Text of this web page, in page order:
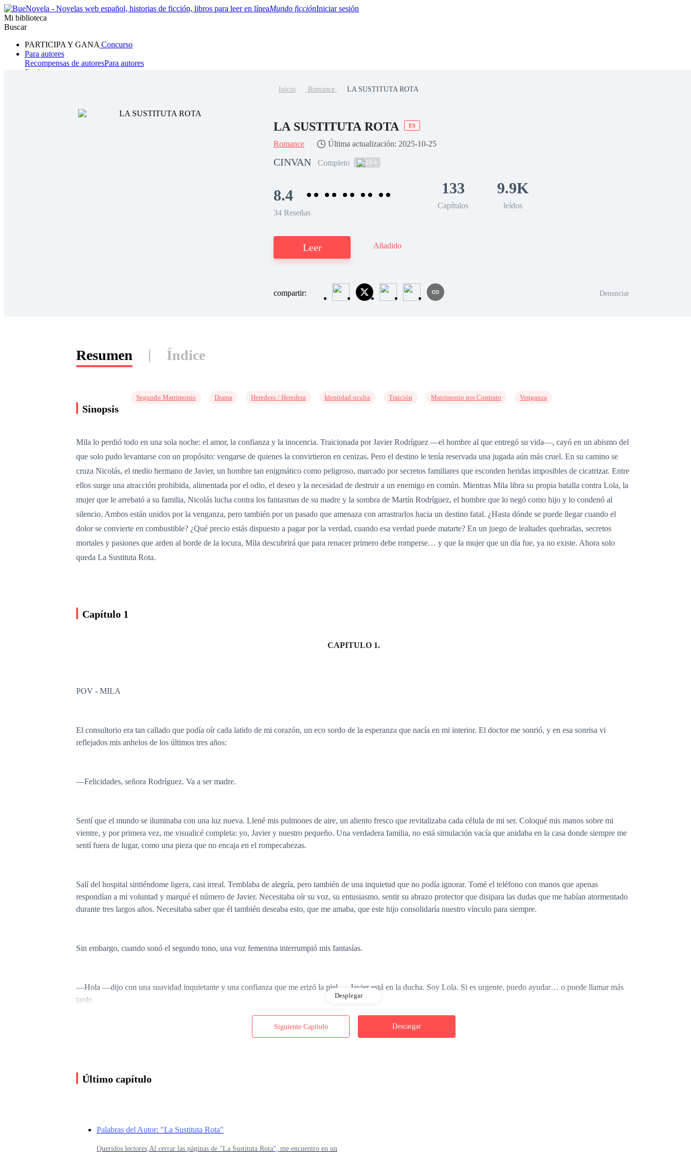
Mundo ficciónIniciar sesión
Mi biblioteca
Buscar
PARTICIPA Y GANA Concurso
Para autores
Recompensas de autoresPara autores
Ranking
Hombre loboMafiaSistemaFantasíaUrbano
Inicio Romance LA SUSTITUTA ROTA
LA SUSTITUTA ROTA ES
Romance Última actualización: 2025-10-25
CINVAN Completo 18
8.4
34 Reseñas
133
Capítulos
9.9K
leídos
Leer Añadido
compartir: Denunciar
Resumen Índice
Sinopsis
Segundo Matrimonio Drama Heredero / Heredera Identidad oculta Traición Matrimonio por Contrato Venganza
Mila lo perdió todo en una sola noche: el amor, la confianza y la inocencia. Traicionada por Javier Rodríguez —el hombre al que entregó su vida—, cayó en un abismo del
que solo pudo levantarse con un propósito: vengarse de quienes la convirtieron en cenizas. Pero el destino le tenía reservada una jugada aún más cruel. En su camino se
cruza Nicolás, el medio hermano de Javier, un hombre tan enigmático como peligroso, marcado por secretos familiares que esconden heridas imposibles de cicatrizar. Entre
ellos surge una atracción prohibida, alimentada por el odio, el deseo y la necesidad de destruir a un enemigo en común. Mientras Mila libra su propia batalla contra Lola, la
mujer que le arrebató a su familia, Nicolás lucha contra los fantasmas de su madre y la sombra de Martín Rodríguez, el hombre que lo negó como hijo y lo condenó al
silencio. Ambos están unidos por la venganza, pero también por un pasado que amenaza con arrastrarlos hacia un destino fatal. ¿Hasta dónde se puede llegar cuando el
dolor se convierte en combustible? ¿Qué precio estás dispuesto a pagar por la verdad, cuando esa verdad puede matarte? En un juego de lealtades quebradas, secretos
mortales y pasiones que arden al borde de la locura, Mila descubrirá que para renacer primero debe romperse… y que la mujer que un día fue, ya no existe. Ahora solo
queda La Sustituta Rota.
Capítulo 1
CAPITULO 1.
POV - MILA
El consultorio era tan callado que podía oír cada latido de mi corazón, un eco sordo de la esperanza que nacía en mi interior. El doctor me sonrió, y en esa sonrisa vi
reflejados mis anhelos de los últimos tres años:
—Felicidades, señora Rodríguez. Va a ser madre.
Sentí que el mundo se iluminaba con una luz nueva. Llené mis pulmones de aire, un aliento fresco que revitalizaba cada célula de mi ser. Coloqué mis manos sobre mi
vientre, y por primera vez, me visualicé completa: yo, Javier y nuestro pequeño. Una verdadera familia, no está simulación vacía que anidaba en la casa donde siempre me
sentí fuera de lugar, como una pieza que no encaja en el rompecabezas.
Salí del hospital sintiéndome ligera, casi irreal. Temblaba de alegría, pero también de una inquietud que no podía ignorar. Tomé el teléfono con manos que apenas
respondían a mi voluntad y marqué el número de Javier. Necesitaba oír su voz, su entusiasmo, sentir su abrazo protector que disipara las dudas que me habían atormentado
durante tres largos años. Necesitaba saber que él también deseaba esto, que me amaba, que este hijo consolidaría nuestro vínculo para siempre.
Sin embargo, cuando sonó el segundo tono, una voz femenina interrumpió mis fantasías.
—Hola —dijo con una suavidad inquietante y una confianza que me erizó la piel—. Javier está en la ducha. Soy Lola. Si es urgente, puedo ayudar… o puede llamar más
tarde.
Un silencio denso cayó sobre mí. El mundo se desmoronó a mi alrededor, dejándome suspendida en un vacío helado. Mis labios se movieron, intentando articular una
Colgué, sintiendo que la cordura se escapaba entre mis dedos.
Desplegar
Siguiente Capítulo Descargar
Último capítulo
Palabras del Autor: "La Sustituta Rota"
Queridos lectores,Al cerrar las páginas de "La Sustituta Rota", me encuentro en un